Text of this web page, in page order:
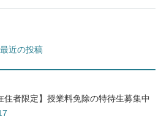
最近の投稿
住者限定】授業料免除の特待生募集中